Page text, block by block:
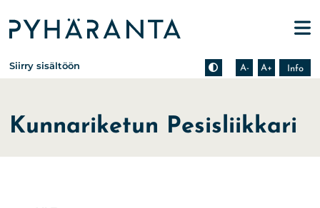
Etusivu
Siirry sisältöön A-
Pienennä tekstin kokoa
A+
Suurenna tekstin kokoa
Info
Tietoa zoomauksesta
Kunnariketun Pesisliikkari